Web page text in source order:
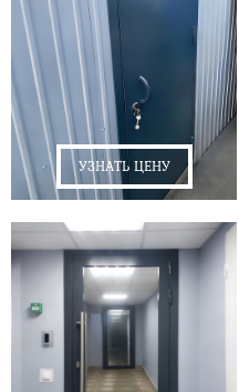
УЗНАТЬ ЦЕНУ